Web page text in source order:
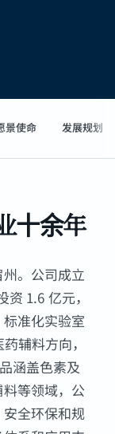
景使命 发展规划
十余年
。公司成立
1.6 亿元，
准化实验室
辅料方向，
涵盖色素及
等领域，公
全环保和规